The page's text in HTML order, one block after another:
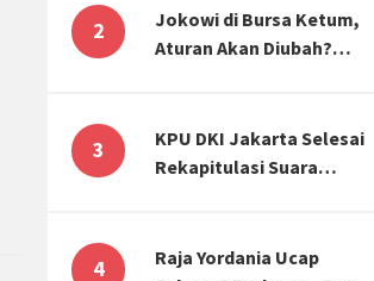
Mental-Finansial
2
Jokowi di Bursa Ketum,
Aturan Akan Diubah?
3
KPU DKI Jakarta Selesai
Rekapitulasi Suara
Ganjar
4
Raja Yordania Ucap